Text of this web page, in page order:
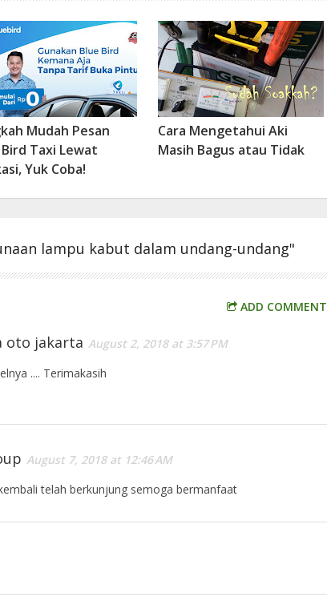
Mudah Pesan
Taxi Lewat
Yuk Coba!
Cara Mengetahui Aki
Masih Bagus atau Tidak
lampu kabut dalam undang-undang"
ADD COMMENT
oto jakarta August 2, 2018 at 3:57 PM
.... Terimakasih
August 7, 2018 at 12:46 AM
telah berkunjung semoga bermanfaat